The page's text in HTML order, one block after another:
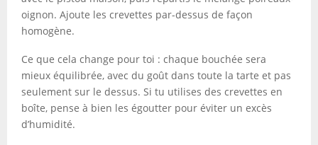
oignon. Ajoute les crevettes par-dessus de façon
homogène.
Ce que cela change pour toi : chaque bouchée sera
mieux équilibrée, avec du goût dans toute la tarte et pas
seulement sur le dessus. Si tu utilises des crevettes en
boîte, pense à bien les égoutter pour éviter un excès
d’humidité.